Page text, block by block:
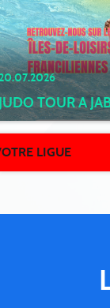
20.07.2026
JUDO TOUR A
LIGUE